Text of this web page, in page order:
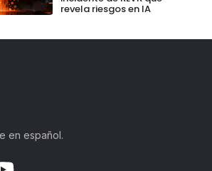
revela riesgos en IA
en español.